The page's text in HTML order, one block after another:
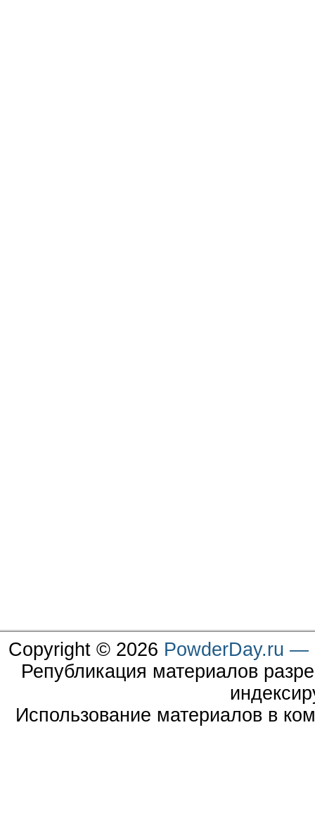
Copyright © 2026 PowderDay.ru —
Републикация материалов
Использование материалов в